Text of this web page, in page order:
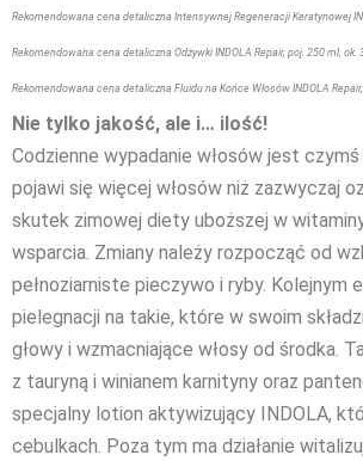
Rekomendowana cena detaliczna Intensywnej Regeneracji Keratynowej
Rekomendowana cena detaliczna Odżywki INDOLA Repair, poj. 250 ml, ok.
Rekomendowana cena detaliczna Fluidu na Końce Włosów INDOLA Repair,
Nie tylko jakość, ale i… ilość!
Codzienne wypadanie włosów jest
pojawi się więcej włosów niż zazwyczaj
skutek zimowej diety uboższej w
wsparcia. Zmiany należy rozpocząć od
pełnoziarniste pieczywo i ryby.
pielegnacji na takie, które w swoim
głowy i wzmacniające włosy od środka.
z tauryną i winianem karnityny oraz
specjalny lotion aktywizujący INDOLA,
cebulkach. Poza tym ma działanie